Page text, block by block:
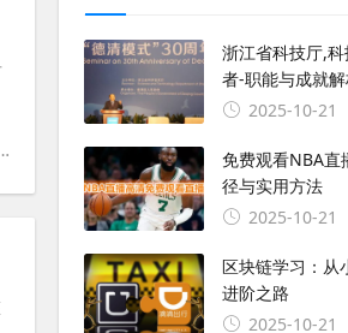
node.js #json # node #apache
浙江省科技厅,
者-职能与成就
2025-10-21
免费观看NBA直
径与实用方法
2025-10-21
区块链学习：从
进阶之路
2025-10-21